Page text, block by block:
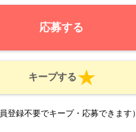
応募する
キープする
員登録不要でキープ・応募できます）